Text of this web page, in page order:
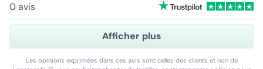
0 avis
Afficher plus
Les opinions exprimées dans ces avis sont celles des clients et non de